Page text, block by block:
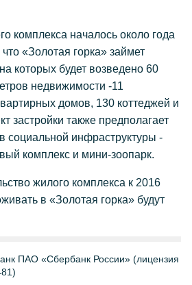
комплекса началось около года
«Золотая горка» займет
которых будет возведено 60
недвижимости -11
домов, 130 коттеджей и
застройки также предполагает
социальной инфраструктуры -
комплекс и мини-зоопарк.
жилого комплекса к 2016
в «Золотая горка» будут
ПАО «Сбербанк России» (лицензия